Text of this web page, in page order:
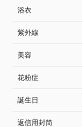
浴衣
紫外線
美容
花粉症
誕生日
返信用封筒